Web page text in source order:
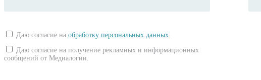
Даю согласие на обработку персональных данных
Даю согласие на получение рекламных и информационных
сообщений от Медиалогии.